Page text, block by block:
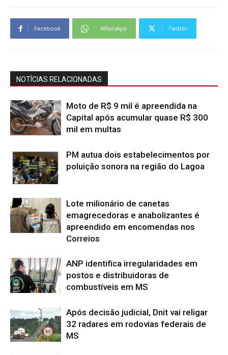
Facebook WhatsApp Twitter
NOTÍCIAS RELACIONADAS
Moto de R$ 9 mil é apreendida na
Capital após acumular quase R$ 300
mil em multas
PM autua dois estabelecimentos por
poluição sonora na região do Lagoa
Lote milionário de canetas
emagrecedoras e anabolizantes é
apreendido em encomendas nos
Correios
ANP identifica irregularidades em
postos e distribuidoras de
combustíveis em MS
Após decisão judicial, Dnit vai religar
32 radares em rodovias federais de
MS